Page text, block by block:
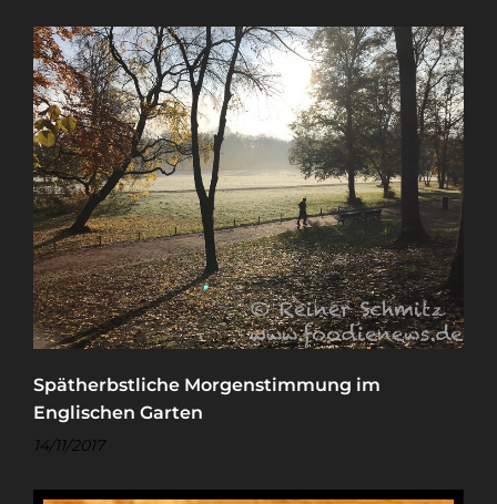
Spätherbstliche Morgenstimmung im
Englischen Garten
14/11/2017